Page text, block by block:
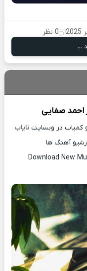
0 نظر
...
احمد صفایی
کمیاب در وبسایت نایاب
آهنگ ها
Download New